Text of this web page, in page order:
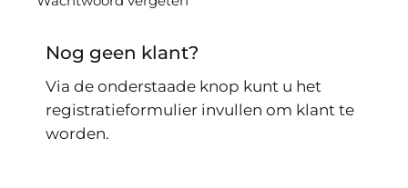
Nog geen klant?
Via de onderstaade knop kunt u het
registratieformulier invullen om klant te
worden.